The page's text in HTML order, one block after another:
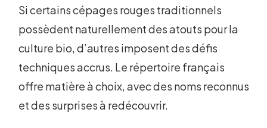
Si certains cépages rouges traditionnels
possèdent naturellement des atouts pour la
culture bio, d’autres imposent des défis
techniques accrus. Le répertoire français
offre matière à choix, avec des noms reconnus
et des surprises à redécouvrir.